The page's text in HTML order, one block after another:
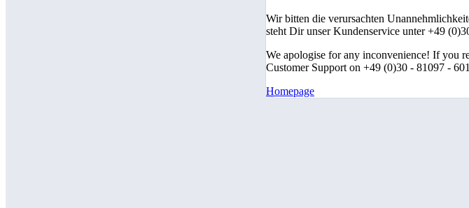
Wir bitten die verursachten
steht Dir unser Kundenservice unter +49
We apologise for any inconvenience! If you
Customer Support on +49 (0)30 - 81097 -
Homepage